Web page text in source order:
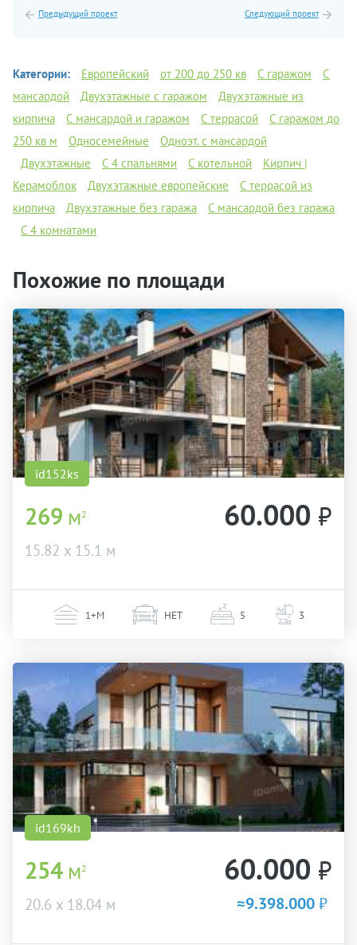
Предыдущий проект Следующий проект
Категории: Европейский от 200 до 250 кв С гаражом
С
мансардой
Двухэтажные с гаражом
Двухэтажные из
кирпича
С мансардой и гаражом С террасой
С гаражом до
250 кв м
Односемейные
Одноэт. с мансардой
Двухэтажные
С 4 спальнями С котельной
Кирпич |
Керамоблок
Двухэтажные европейские
С террасой из
кирпича
Двухэтажные без гаража
С мансардой без гаража
С 4 комнатами
Похожие по площади
id152ks
269 м2
15.82 х 15.1 м
60.000 ₽
1+М НЕТ 5 3
id169kh
254 м2
20.6 х 18.04 м
60.000 ₽
≈9.398.000₽